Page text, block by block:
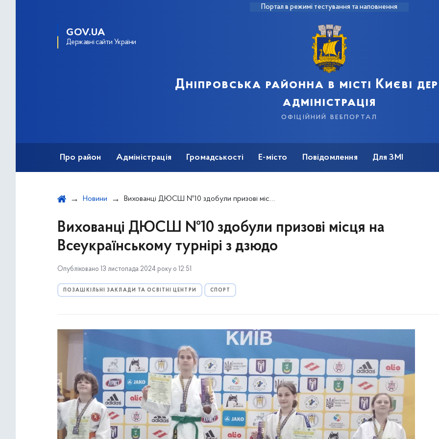
Портал в режимі тестування та наповнення
GOV.UA
Державні сайти України
Дніпровська районна в місті Києві
адміністрація
офіційний вебпортал
Про район Адміністрація Громадськості Е-місто Повідомлення Для ЗМІ
Новини Вихованці ДЮСШ №10 здобули призові місця на Всеукраїнському турнірі з дзюдо
Вихованці ДЮСШ №10 здобули призові місця на
Всеукраїнському турнірі з дзюдо
Опубліковано 13 листопада 2024 року о 12:51
ПОЗАШКІЛЬНІ ЗАКЛАДИ ТА ОСВІТНІ ЦЕНТРИ СПОРТ